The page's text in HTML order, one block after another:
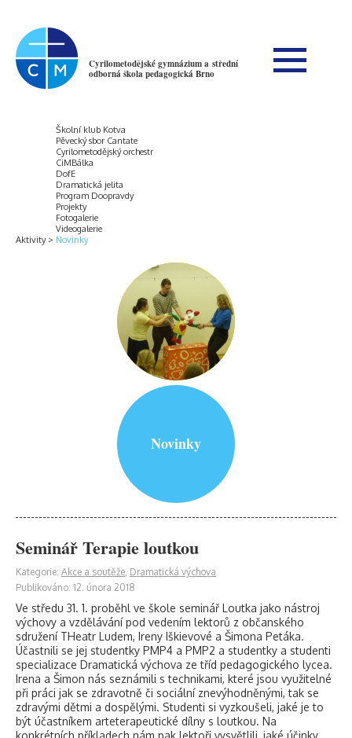
Cyrilometodějské gymnázium a střední
odborná škola pedagogická Brno
Aktivity
Školní klub Kotva
Pěvecký sbor Cantate
Cyrilometodějský orchestr
CiMBálka
DofE
Dramatická jelita
Program Doopravdy
Projekty
Fotogalerie
Videogalerie
Novinky
Novinky
Seminář Terapie loutkou
Kategorie: Akce a soutěže, Dramatická výchova
Publikováno: 12. února 2018
Ve středu 31. 1. proběhl ve škole seminář Loutka jako nástroj
výchovy a vzdělávání pod vedením lektorů z občanského
sdružení THeatr Ludem, Ireny Iškievové a Šimona Petáka.
Účastnili se jej studentky PMP4 a PMP2 a studentky a studenti
specializace Dramatická výchova ze tříd pedagogického lycea.
Irena a Šimon nás seznámili s technikami, které jsou využitelné
při práci jak se zdravotně či sociální znevýhodněnými, tak se
zdravými dětmi a dospělými. Studenti si vyzkoušeli, jaké je to
být účastníkem arteterapeutické dílny s loutkou. Na
konkrétních příkladech nám pak lektoři vysvětlili, jaké účinky